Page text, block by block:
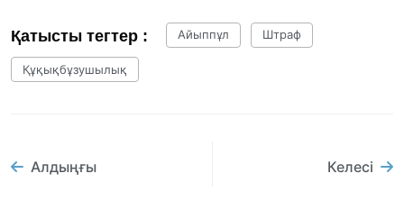
Қатысты тегтер : Айыппұл Штраф
Құқықбұзушылық
Алдыңғы Келесі